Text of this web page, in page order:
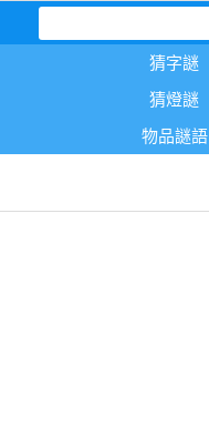
猜字謎
猜燈謎
物品謎語